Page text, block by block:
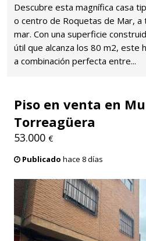
Descubre esta magnífica casa
o centro de Roquetas de Mar,
mar. Con una superficie
útil que alcanza los 80 m2, este
a combinación perfecta entre...
Piso en venta en
Torreagüera
53.000 €
Publicado hace 8 días